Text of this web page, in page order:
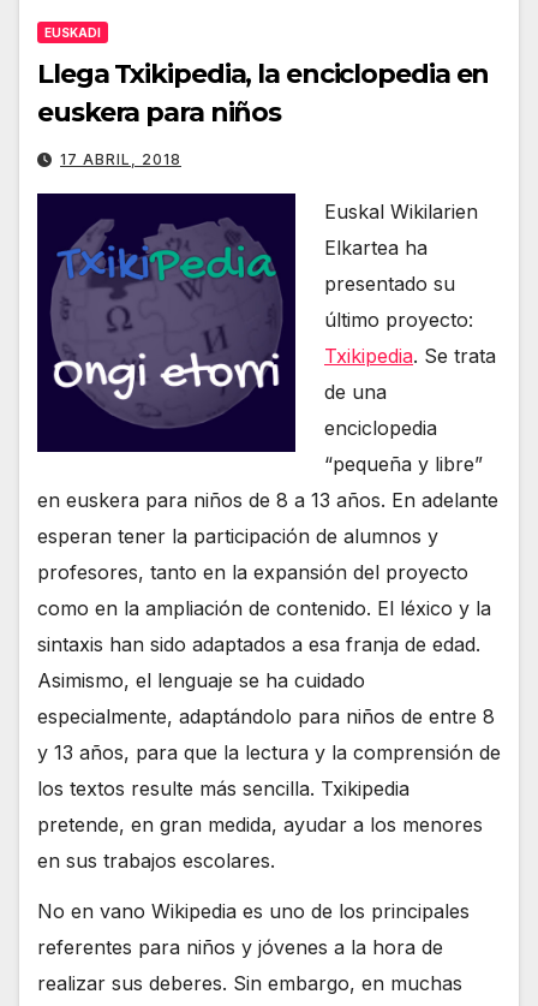
EUSKADI
Llega Txikipedia, la enciclopedia en
euskera para niños
17 ABRIL, 2018
Euskal Wikilarien
Elkartea ha
presentado su
último proyecto:
Txikipedia. Se trata
de una
enciclopedia
“pequeña y libre”
en euskera para niños de 8 a 13 años. En adelante
esperan tener la participación de alumnos y
profesores, tanto en la expansión del proyecto
como en la ampliación de contenido. El léxico y la
sintaxis han sido adaptados a esa franja de edad.
Asimismo, el lenguaje se ha cuidado
especialmente, adaptándolo para niños de entre 8
y 13 años, para que la lectura y la comprensión de
los textos resulte más sencilla. Txikipedia
pretende, en gran medida, ayudar a los menores
en sus trabajos escolares.
No en vano Wikipedia es uno de los principales
referentes para niños y jóvenes a la hora de
realizar sus deberes. Sin embargo, en muchas